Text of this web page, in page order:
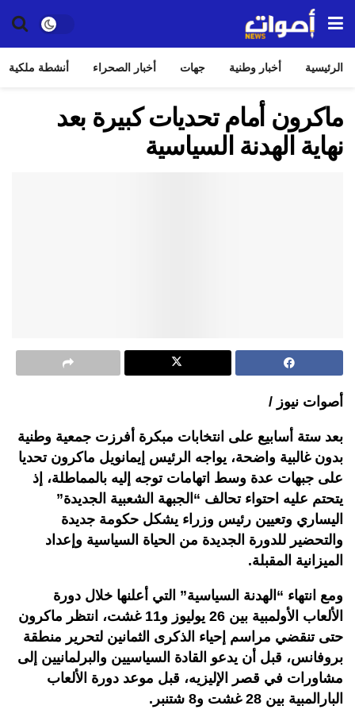
الرئيسية أخبار وطنية جهات أخبار الصحراء أنشطة ملكية
ماكرون أمام تحديات كبيرة بعد
نهاية الهدنة السياسية
أصوات نيوز /
بعد ستة أسابيع على انتخابات مبكرة أفرزت جمعية وطنية
بدون غالبية واضحة، يواجه الرئيس إيمانويل ماكرون تحديا
على جبهات عدة وسط اتهامات توجه إليه بالمماطلة، إذ
يتحتم عليه احتواء تحالف “الجبهة الشعبية الجديدة”
اليساري وتعيين رئيس وزراء يشكل حكومة جديدة
والتحضير للدورة الجديدة من الحياة السياسية وإعداد
الميزانية المقبلة.
ومع انتهاء “الهدنة السياسية” التي أعلنها خلال دورة
الألعاب الأولمبية بين 26 يوليوز و11 غشت، انتظر ماكرون
حتى تنقضي مراسم إحياء الذكرى الثمانين لتحرير منطقة
بروفانس، قبل أن يدعو القادة السياسيين والبرلمانيين إلى
مشاورات في قصر الإليزيه، قبل موعد دورة الألعاب
البارالمبية بين 28 غشت و8 شتنبر.